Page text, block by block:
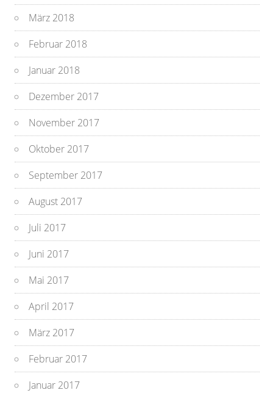
März 2018
Februar 2018
Januar 2018
Dezember 2017
November 2017
Oktober 2017
September 2017
August 2017
Juli 2017
Juni 2017
Mai 2017
April 2017
März 2017
Februar 2017
Januar 2017